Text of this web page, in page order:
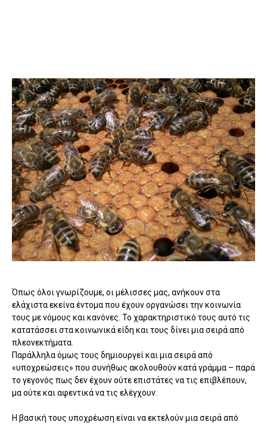
Όπως όλοι γνωρίζουμε, οι μέλισσες μας, ανήκουν στα
ελάχιστα εκείνα έντομα που έχουν οργανώσει την κοινωνία
τους με νόμους και κανόνες. Το χαρακτηριστικό τους αυτό τις
κατατάσσει στα κοινωνικά είδη και τους δίνει μια σειρά από
πλεονεκτήματα.
Παράλληλα όμως τους δημιουργεί και μια σειρά από
«υποχρεώσεις» που συνήθως ακολουθούν κατά γράμμα – παρά
το γεγονός πως δεν έχουν ούτε επιστάτες να τις επιβλέπουν,
μα ούτε και αφεντικά να τις ελέγχουν.
Η βασική τους υποχρέωση είναι να εκτελούν μια σειρά από